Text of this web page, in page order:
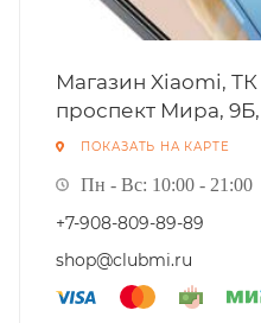
Магазин Xiaomi,
проспект Мира,
ПОКАЗАТЬ НА КАРТЕ
Пн - Вс: 10:00 - 21:00
+7-908-809-89-89
shop@clubmi.ru